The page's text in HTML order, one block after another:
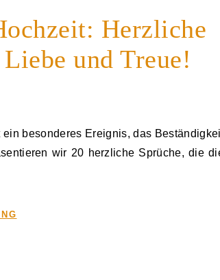
Herzliche
und Treue!
wir 20 herzliche Sprüche, die